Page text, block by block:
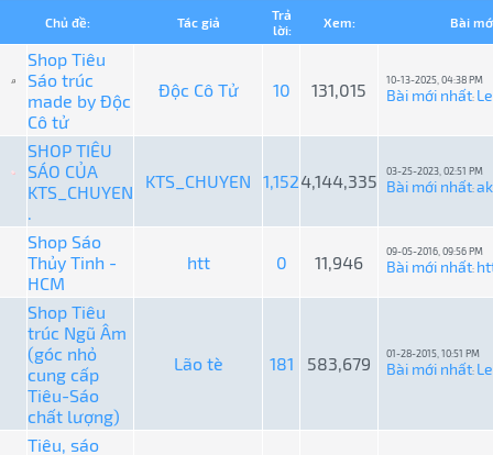
Chủ đề: Tác giả
Trả
lời:
Xem: Bài
Shop Tiêu
Sáo trúc
made by Độc
Cô tử
Độc Cô Tử 10 131,015 10-13-2025, 04:38 PM
Bài mới nhất:
SHOP TIÊU
SÁO CỦA
KTS_CHUYEN
.
KTS_CHUYEN 1,1524,144,335 03-25-2023, 02:51 PM
Bài mới nhất:
Shop Sáo
Thủy Tinh -
HCM
htt 0 11,946
09-05-2016, 09:56 PM
Bài mới nhất:
Shop Tiêu
trúc Ngũ Âm
(góc nhỏ
cung cấp
Tiêu-Sáo
chất lượng)
Lão tè 181 583,679 01-28-2015, 10:51 PM
Bài mới nhất:
Tiêu, sáo